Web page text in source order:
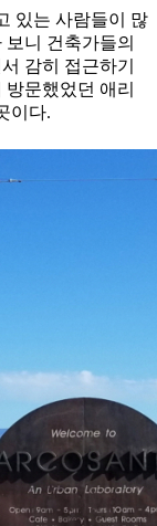
있는 사람들이 많
니 건축가들의
감히 접근하기
문했었던 애리
이다.